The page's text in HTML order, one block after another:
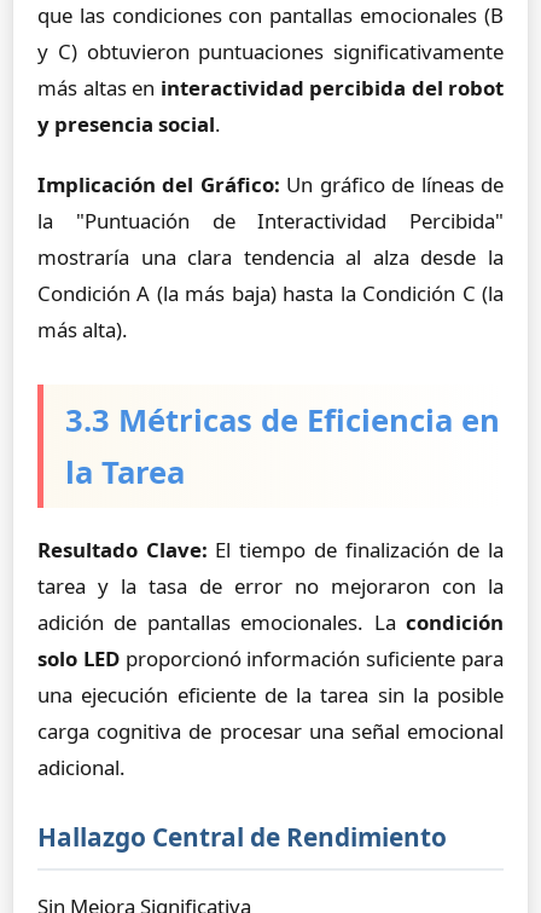
que las condiciones con pantallas emocionales (B
y C) obtuvieron puntuaciones significativamente
más altas en interactividad percibida del robot
y presencia social.
Implicación del Gráfico: Un gráfico de líneas de
la "Puntuación de Interactividad Percibida"
mostraría una clara tendencia al alza desde la
Condición A (la más baja) hasta la Condición C (la
más alta).
3.3 Métricas de Eficiencia en
la Tarea
Resultado Clave: El tiempo de finalización de la
tarea y la tasa de error no mejoraron con la
adición de pantallas emocionales. La condición
solo LEDproporcionó información suficiente para
una ejecución eficiente de la tarea sin la posible
carga cognitiva de procesar una señal emocional
adicional.
Hallazgo Central de Rendimiento
Sin Mejora Significativa